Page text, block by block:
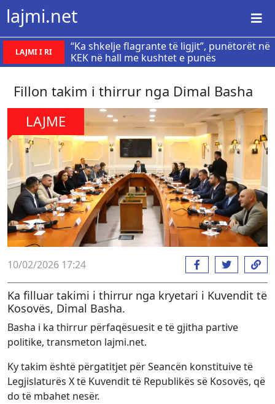
lajmi.net
LAJMI I RI
“Ka shkelje flagrante të ligjit”, punëtorët në
KEK në hall me kushtet e punës
Fillon takim i thirrur nga Dimal Basha
LAJME
10/02/2026 17:24
Ka filluar takimi i thirrur nga kryetari i Kuvendit të
Kosovës, Dimal Basha.
Basha i ka thirrur përfaqësuesit e të gjitha partive
politike, transmeton lajmi.net.
Ky takim është përgatitjet për Seancën konstituive të
Legjislaturës X të Kuvendit të Republikës së Kosovës, që
do të mbahet nesër.